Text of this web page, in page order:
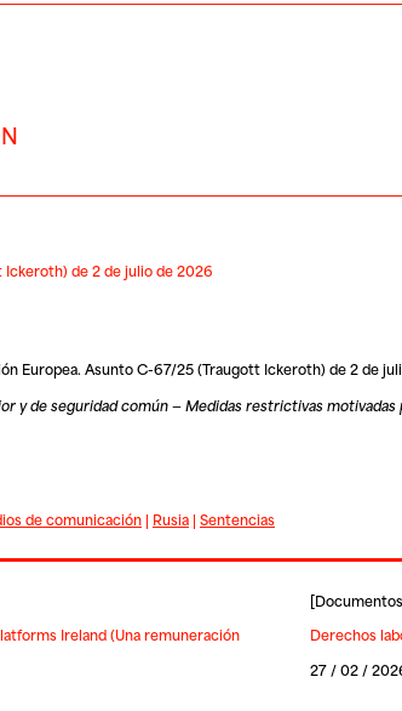
de 2 de julio de 2026
Europea. Asunto C-67/25 (Traugott Ickeroth) de 2 de
y de seguridad común — Medidas restrictivas motivadas
de comunicación| Rusia| Sentencias
Ireland (Una remuneración
[
Derechos
27 / 02 /